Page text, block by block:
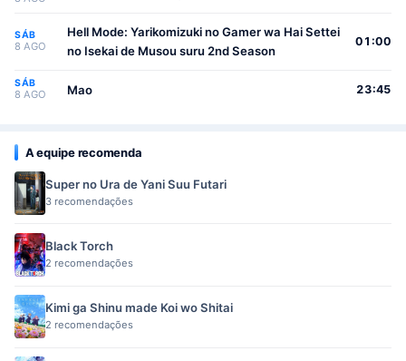
SÁB
8 AGO
Hell Mode: Yarikomizuki no Gamer wa Hai Settei
no Isekai de Musou suru 2nd Season
01:00
SÁB
8 AGO Mao 23:45
A equipe recomenda
Super no Ura de Yani Suu Futari
3 recomendações
Black Torch
2 recomendações
Kimi ga Shinu made Koi wo Shitai
2 recomendações